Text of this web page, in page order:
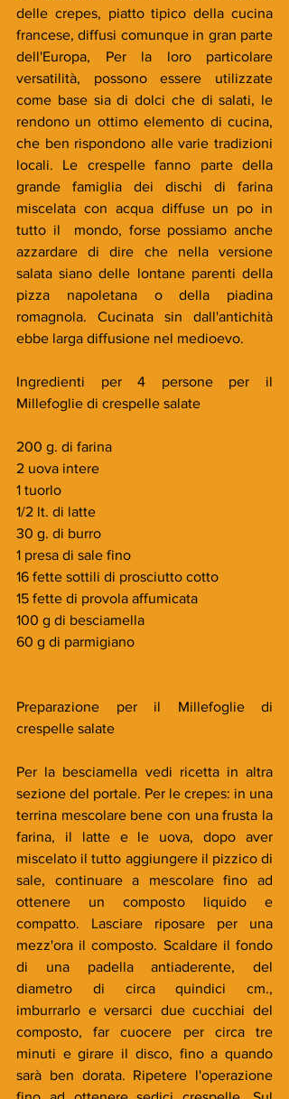
delle crepes, piatto tipico della cucina
francese, diffusi comunque in gran parte
dell'Europa, Per la loro particolare
versatilità, possono essere utilizzate
come base sia di dolci che di salati, le
rendono un ottimo elemento di cucina,
che ben rispondono alle varie tradizioni
locali. Le crespelle fanno parte della
grande famiglia dei dischi di farina
miscelata con acqua diffuse un po in
tutto il  mondo, forse possiamo anche
azzardare di dire che nella versione
salata siano delle lontane parenti della
pizza napoletana o della piadina
romagnola. Cucinata sin dall'antichità
ebbe larga diffusione nel medioevo.
Ingredienti per 4 persone per il
Millefoglie di crespelle salate
200 g. di farina
2 uova intere
1 tuorlo
1/2 lt. di latte
30 g. di burro
1 presa di sale fino
16 fette sottili di prosciutto cotto
15 fette di provola affumicata
100 g di besciamella
60 g di parmigiano
Preparazione per il Millefoglie di
crespelle salate
Per la besciamella vedi ricetta in altra
sezione del portale. Per le crepes: in una
terrina mescolare bene con una frusta la
farina, il latte e le uova, dopo aver
miscelato il tutto aggiungere il pizzico di
sale, continuare a mescolare fino ad
ottenere un composto liquido e
compatto. Lasciare riposare per una
mezz'ora il composto. Scaldare il fondo
di una padella antiaderente, del
diametro di circa quindici cm.,
imburrarlo e versarci due cucchiai del
composto, far cuocere per circa tre
minuti e girare il disco, fino a quando
sarà ben dorata. Ripetere l'operazione